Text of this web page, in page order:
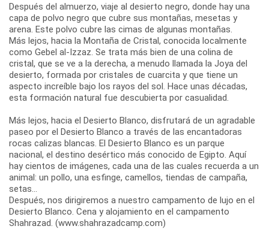
Después del almuerzo, viaje al desierto negro, donde hay una
capa de polvo negro que cubre sus montañas, mesetas y
arena. Este polvo cubre las cimas de algunas montañas.
Más lejos, hacia la Montaña de Cristal, conocida localmente
como Gebel al-Izzaz. Se trata más bien de una colina de
cristal, que se ve a la derecha, a menudo llamada la Joya del
desierto, formada por cristales de cuarcita y que tiene un
aspecto increíble bajo los rayos del sol. Hace unas décadas,
esta formación natural fue descubierta por casualidad.
Más lejos, hacia el Desierto Blanco, disfrutará de un agradable
paseo por el Desierto Blanco a través de las encantadoras
rocas calizas blancas. El Desierto Blanco es un parque
nacional, el destino desértico más conocido de Egipto. Aquí
hay cientos de imágenes, cada una de las cuales recuerda a un
animal: un pollo, una esfinge, camellos, tiendas de campaña,
setas...
Después, nos dirigiremos a nuestro campamento de lujo en el
Desierto Blanco. Cena y alojamiento en el campamento
Shahrazad. (www.shahrazadcamp.com)